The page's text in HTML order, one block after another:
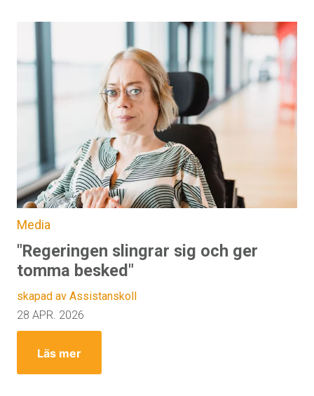
Media
"Regeringen slingrar sig och ger
tomma besked"
skapad av Assistanskoll
28 APR. 2026
Läs mer